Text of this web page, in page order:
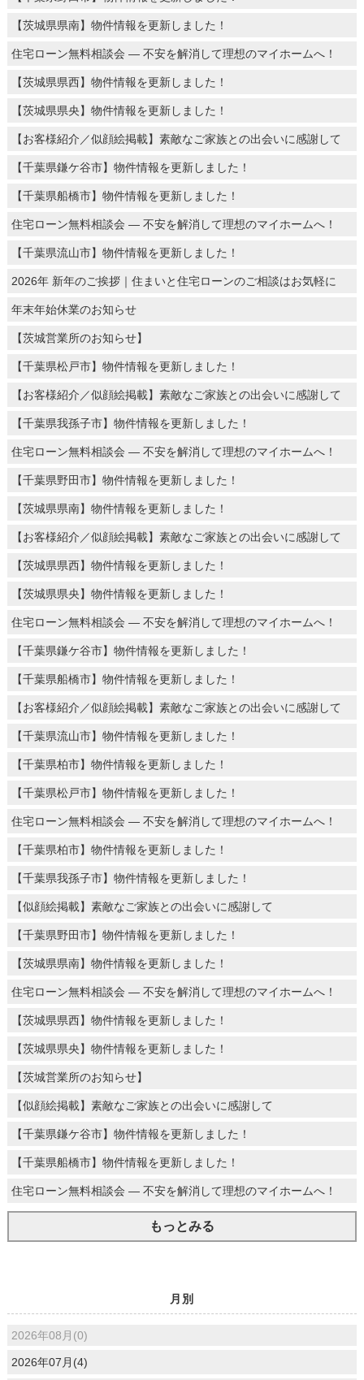
【茨城県県南】物件情報を更新しました！
住宅ローン無料相談会 ― 不安を解消して理想のマイホームへ！
【茨城県県西】物件情報を更新しました！
【茨城県県央】物件情報を更新しました！
【お客様紹介／似顔絵掲載】素敵なご家族との出会いに感謝して
【千葉県鎌ケ谷市】物件情報を更新しました！
【千葉県船橋市】物件情報を更新しました！
住宅ローン無料相談会 ― 不安を解消して理想のマイホームへ！
【千葉県流山市】物件情報を更新しました！
2026年 新年のご挨拶｜住まいと住宅ローンのご相談はお気軽に
年末年始休業のお知らせ
【茨城営業所のお知らせ】
【千葉県松戸市】物件情報を更新しました！
【お客様紹介／似顔絵掲載】素敵なご家族との出会いに感謝して
【千葉県我孫子市】物件情報を更新しました！
住宅ローン無料相談会 ― 不安を解消して理想のマイホームへ！
【千葉県野田市】物件情報を更新しました！
【茨城県県南】物件情報を更新しました！
【お客様紹介／似顔絵掲載】素敵なご家族との出会いに感謝して
【茨城県県西】物件情報を更新しました！
【茨城県県央】物件情報を更新しました！
住宅ローン無料相談会 ― 不安を解消して理想のマイホームへ！
【千葉県鎌ケ谷市】物件情報を更新しました！
【千葉県船橋市】物件情報を更新しました！
【お客様紹介／似顔絵掲載】素敵なご家族との出会いに感謝して
【千葉県流山市】物件情報を更新しました！
【千葉県柏市】物件情報を更新しました！
【千葉県松戸市】物件情報を更新しました！
住宅ローン無料相談会 ― 不安を解消して理想のマイホームへ！
【千葉県柏市】物件情報を更新しました！
【千葉県我孫子市】物件情報を更新しました！
【似顔絵掲載】素敵なご家族との出会いに感謝して
【千葉県野田市】物件情報を更新しました！
【茨城県県南】物件情報を更新しました！
住宅ローン無料相談会 ― 不安を解消して理想のマイホームへ！
【茨城県県西】物件情報を更新しました！
【茨城県県央】物件情報を更新しました！
【茨城営業所のお知らせ】
【似顔絵掲載】素敵なご家族との出会いに感謝して
【千葉県鎌ケ谷市】物件情報を更新しました！
【千葉県船橋市】物件情報を更新しました！
住宅ローン無料相談会 ― 不安を解消して理想のマイホームへ！
もっとみる
月別
2026年08月(0)
2026年07月(4)